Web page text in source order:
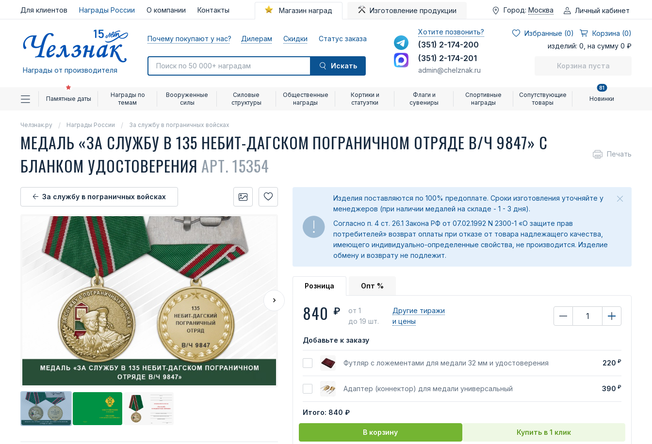
Для клиентов Награды России О компании Контакты Магазин наград Изготовление продукции Город: Москва Личный кабинет
Награды от производителя
Почему покупают у нас? Дилерам Скидки Статус заказа
Искать
Хотите позвонить?
(351) 2-174-200
(351) 2-174-201
admin@chelznak.ru
Избранные (0)
Корзина (0)
изделий: 0, на сумму 0 ₽
Корзина пуста
Памятные даты
Награды по
темам
Вооруженные
силы
Силовые
структуры
Общественные
награды
Кортики и
статуэтки
Флаги и
сувениры
Спортивные
награды
Сопутствующие
товары
Новинки
81
Челзнак.ру Награды России За службу в пограничных войсках
МЕДАЛЬ «ЗА СЛУЖБУ В 135 НЕБИТ-ДАГСКОМ ПОГРАНИЧНОМ ОТРЯДЕ В/Ч 9847» С
БЛАНКОМ УДОСТОВЕРЕНИЯ АРТ. 15354
Печать
За службу в пограничных войсках
Изделия поставляются по 100% предоплате. Сроки изготовления уточняйте у
менеджеров (при наличии медалей на складе - 1 - 3 дня).
Согласно п. 4 ст. 26.1 Закона РФ от 07.02.1992 N 2300-1 «О защите прав
потребителей» возврат оплаты при отказе от товара надлежащего качества,
имеющего индивидуально-определенные свойства, не производится. Изделие
обмену и возврату не подлежит.
Розница Опт %
840 ₽
от 1
до 19 шт.
Другие тиражи
и цены
Добавьте к заказу
Футляр с ложементами для медали 32 мм и удостоверения 220 ₽
Адаптер (коннектор) для медали универсальный 390 ₽
Итого: 840 ₽
В корзину Купить в 1 клик